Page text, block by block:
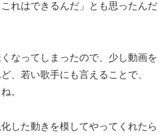
れはできるんだ」とも思ったんだ
なってしまったので、少し動画を
、若い歌手にも言えることで、
。
した動きを模してやってくれたら